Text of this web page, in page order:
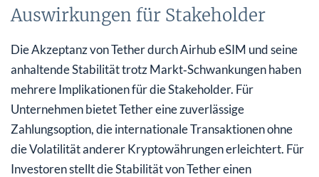
Auswirkungen für Stakeholder
Die Akzeptanz von Tether durch Airhub eSIM und seine
anhaltende Stabilität trotz Markt‑Schwankungen haben
mehrere Implikationen für die Stakeholder. Für
Unternehmen bietet Tether eine zuverlässige
Zahlungsoption, die internationale Transaktionen ohne
die Volatilität anderer Kryptowährungen erleichtert. Für
Investoren stellt die Stabilität von Tether einen